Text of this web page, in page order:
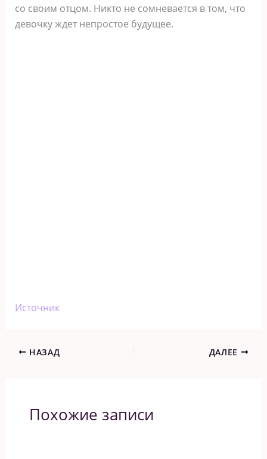
со своим отцом. Никто не сомневается в том, что
девочку ждет непростое будущее.
Источник
НАЗАД ДАЛЕЕ
Похожие записи